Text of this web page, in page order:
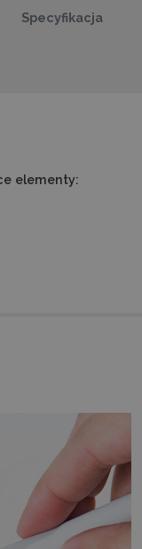
Specyfikacja
elementy: